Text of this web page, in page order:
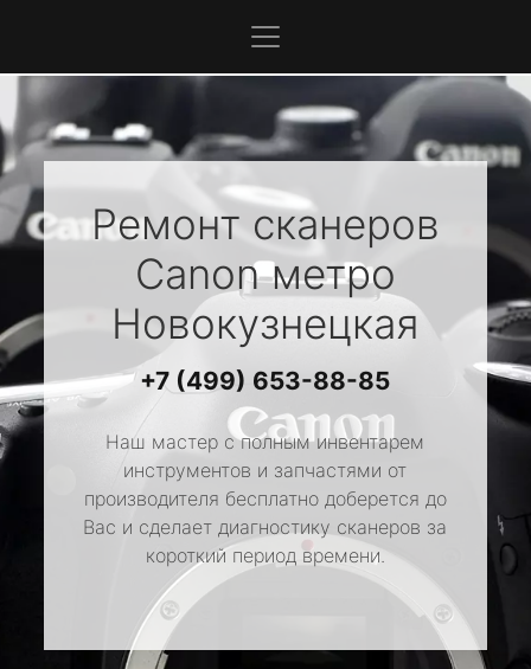
Ремонт сканеров
Canonметро
Новокузнецкая
+7 (499) 653-88-85
Наш мастер с полным инвентарем
инструментов и запчастями от
производителя бесплатно доберется до
Вас и сделает диагностику сканеров за
короткий период времени.